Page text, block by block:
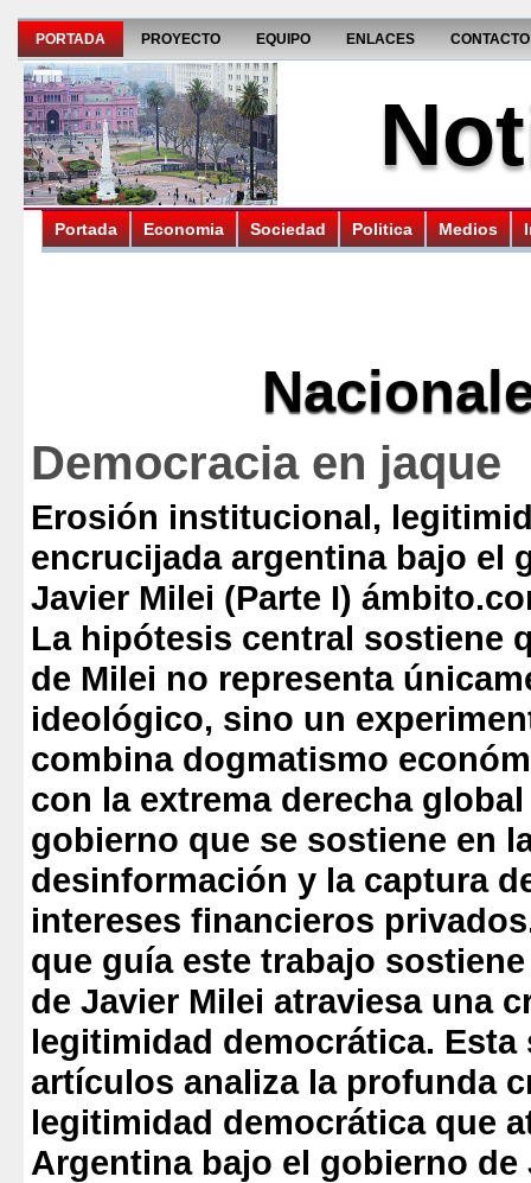
PORTADA PROYECTO EQUIPO ENLACES CONTACTO
Portada Economia Sociedad Politica Medios
Democracia en jaque
Erosión institucional,
encrucijada argentina bajo el
Javier Milei (Parte I)
La hipótesis central sostiene
de Milei no representa
ideológico, sino un
combina dogmatismo
con la extrema derecha
gobierno que se sostiene en
desinformación y la captura
intereses financieros
que guía este trabajo
de Javier Milei atraviesa una
legitimidad democrática. Esta
artículos analiza la profunda
legitimidad democrática que
Argentina bajo el gobierno de